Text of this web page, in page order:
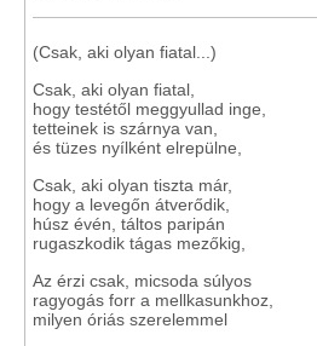
(Csak, aki olyan fiatal...)
Csak, aki olyan fiatal,
hogy testétől meggyullad inge,
tetteinek is szárnya van,
és tüzes nyílként elrepülne,
Csak, aki olyan tiszta már,
hogy a levegőn átverődik,
húsz évén, táltos paripán
rugaszkodik tágas mezőkig,
Az érzi csak, micsoda súlyos
ragyogás forr a mellkasunkhoz,
milyen óriás szerelemmel